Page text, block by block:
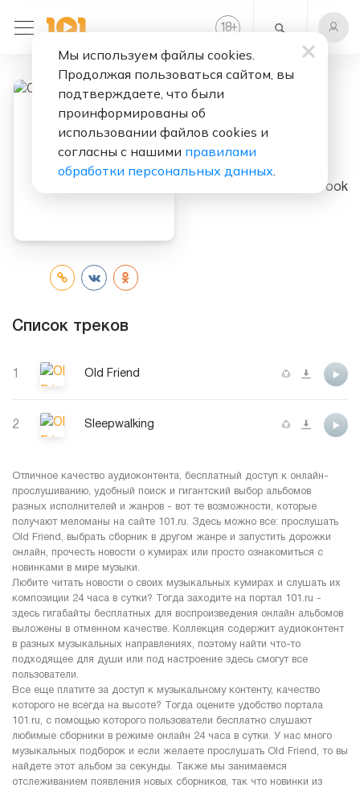
18+
Слушать бесплатно
Old Friend
Elderbrook
Список треков
1 Old Friend
2 Sleepwalking
Отличное качество аудиоконтента, бесплатный доступ к онлайн-
прослушиванию, удобный поиск и гигантский выбор альбомов
разных исполнителей и жанров - вот те возможности, которые
получают меломаны на сайте 101.ru. Здесь можно все: прослушать
Old Friend, выбрать сборник в другом жанре и запустить дорожки
онлайн, прочесть новости о кумирах или просто ознакомиться с
новинками в мире музыки.
Любите читать новости о своих музыкальных кумирах и слушать их
композиции 24 часа в сутки? Тогда заходите на портал 101.ru -
здесь гигабайты бесплатных для воспроизведения онлайн альбомов
выложены в отменном качестве. Коллекция содержит аудиоконтент
в разных музыкальных направлениях, поэтому найти что-то
подходящее для души или под настроение здесь смогут все
пользователи.
Все еще платите за доступ к музыкальному контенту, качество
которого не всегда на высоте? Тогда оцените удобство портала
101.ru, с помощью которого пользователи бесплатно слушают
любимые сборники в режиме онлайн 24 часа в сутки. У нас много
музыкальных подборок и если желаете прослушать Old Friend, то вы
найдете этот альбом за секунды. Также мы занимаемся
отслеживанием появления новых сборников, так что новинки из
Мы используем файлы cookies.
Продолжая пользоваться сайтом, вы
подтверждаете, что были
проинформированы об
использовании файлов cookies и
согласны с нашими правилами
обработки персональных данных.